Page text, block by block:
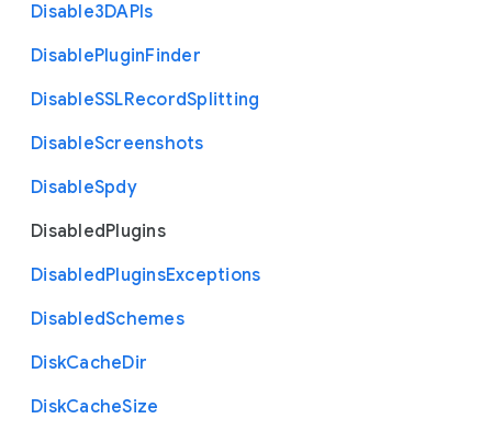
Disable3DAPIs
DisablePluginFinder
DisableSSLRecordSplitting
DisableScreenshots
DisableSpdy
DisabledPlugins
DisabledPluginsExceptions
DisabledSchemes
DiskCacheDir
DiskCacheSize